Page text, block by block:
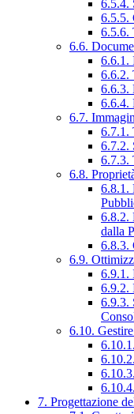
6.5.4.
6.5.5.
6.5.6.
6.6.
6.6.1.
6.6.2.
6.6.3.
6.6.4.
6.7.
6.7.1.
6.7.2.
6.7.3.
6.8.
6.8.1.
6.8.2.
dalla
6.8.3.
6.9.
6.9.1.
6.9.2.
6.9.3.
6.10.
7. Progettazione